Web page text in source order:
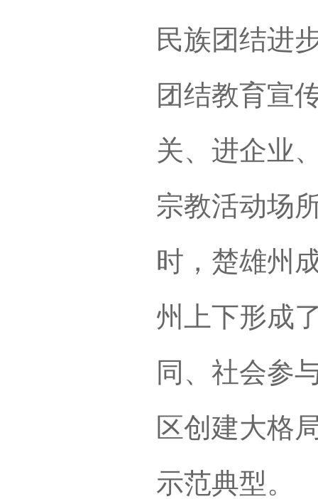
民族团结进
团结教育宣
关、进企业
宗教活动场
时，楚雄州
州上下形成
同、社会参
区创建大格
示范典型。